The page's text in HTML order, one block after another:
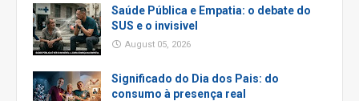
Saúde Pública e Empatia: o debate do
SUS e o invisivel
August 05, 2026
Significado do Dia dos Pais: do
consumo à presença real